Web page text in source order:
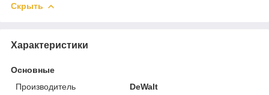
Скрыть
Характеристики
Основные
Производитель
DeWalt